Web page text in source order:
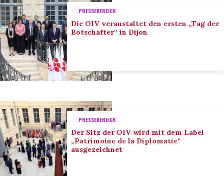
PRESSEBEREICH
Die OIV veranstaltet den ersten „Tag der
Botschafter“ in Dijon
PRESSEBEREICH
Der Sitz der OIV wird mit dem Label
„Patrimoine de la Diplomatie“
ausgezeichnet